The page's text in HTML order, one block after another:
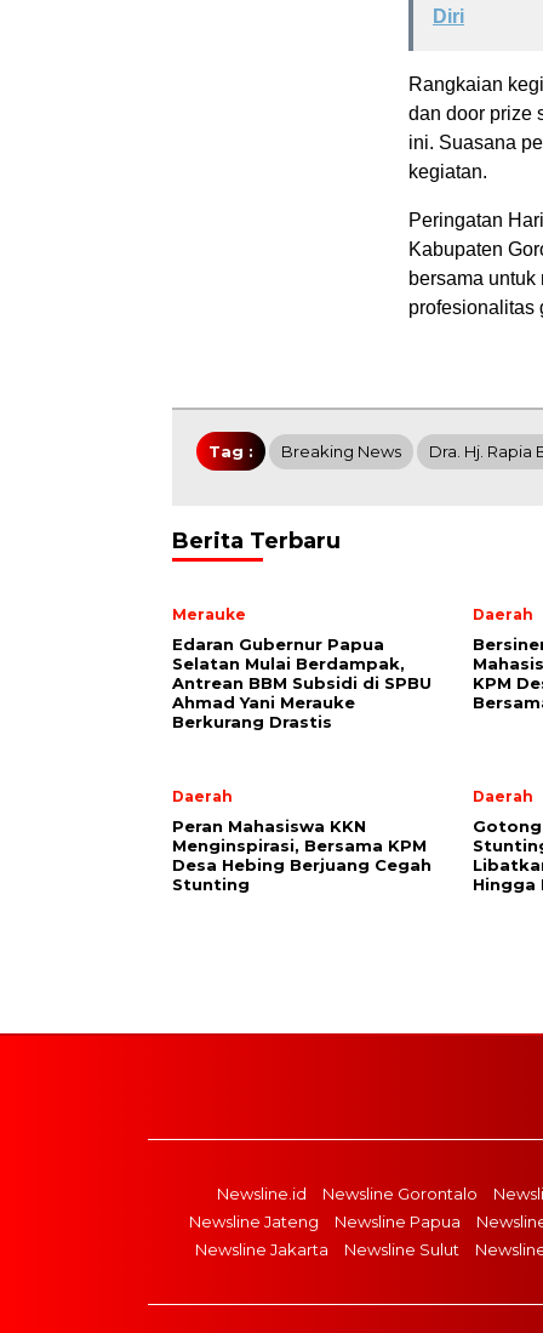
Diri
Rangkaian
dan door prize
ini. Suasana
kegiatan.
Peringatan
Kabupaten
bersama
profesionalitas
Tag : Breaking News Dra. Hj. Rapia
Berita Terbaru
Merauke
Edaran Gubernur Papua
Selatan Mulai Berdampak,
Antrean BBM Subsidi di SPBU
Ahmad Yani Merauke
Berkurang Drastis
Daerah
KPM
Daerah
Peran Mahasiswa KKN
Menginspirasi, Bersama KPM
Desa Hebing Berjuang Cegah
Stunting
Daerah
Hingga
Newsline.id Newsline Gorontalo
Newsline Jateng
Newsline Papua
Newsline Jakarta
Newsline Sulut